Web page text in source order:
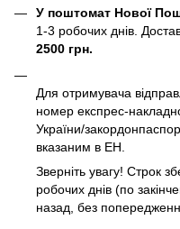
У поштомат Нової
1-3 робочих днів.
2500 грн.
Для отримувача
номер експрес-
України/
вказаним в ЕН.
Зверніть увагу! Строк
робочих днів (по
назад, без